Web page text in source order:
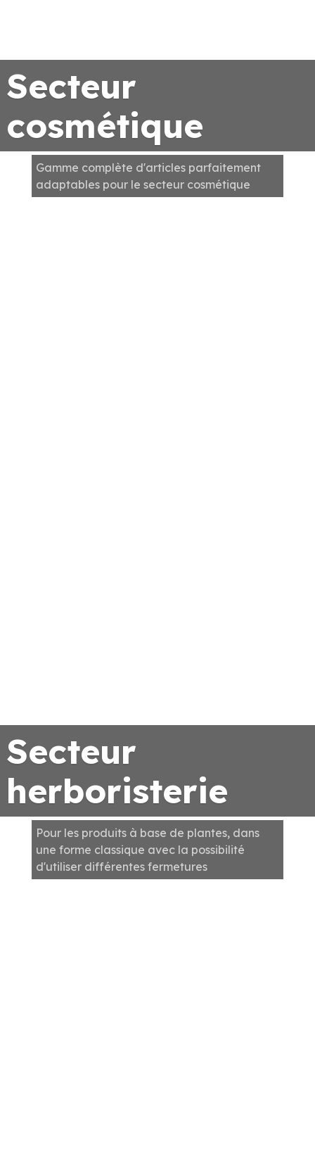
Secteur
cosmétique
Gamme complète d'articles parfaitement
adaptables pour le secteur cosmétique
Secteur
herboristerie
Pour les produits à base de plantes, dans
une forme classique avec la possibilité
d'utiliser différentes fermetures